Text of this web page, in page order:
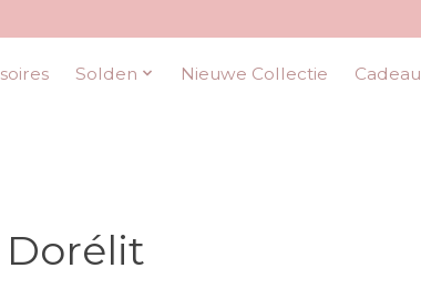
Solden Nieuwe Collectie
Dorélit